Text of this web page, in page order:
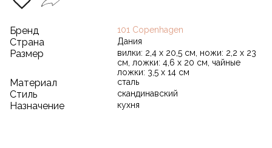
Бренд 101 Copenhagen
Страна Дания
Размер
вилки: 2,4 х 20,5 см, ножи: 2,2 х 23
см, ложки: 4,6 х 20 см, чайные
ложки: 3,5 х 14 см
Материал сталь
Стиль скандинавский
Назначение кухня